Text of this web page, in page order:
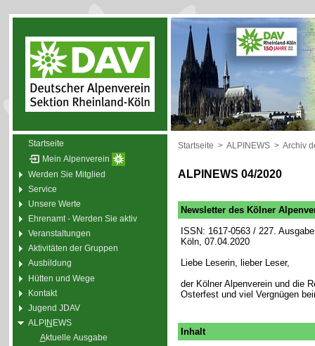
Startseite
Mein Alpenverein
Werden Sie Mitglied
Service
Unsere Werte
Ehrenamt - Werden Sie aktiv
Veranstaltungen
Aktivitäten der Gruppen
Ausbildung
Hütten und Wege
Kontakt
Jugend JDAV
ALPINEWS
Aktuelle Ausgabe
Startseite > ALPINEWS > Archiv
ALPINEWS 04/2020
Newsletter des Kölner
ISSN: 1617-0563 / 227.
Köln, 07.04.2020
Liebe Leserin, lieber Leser,
der Kölner Alpenverein und die
Osterfest und viel Vergnügen
Inhalt